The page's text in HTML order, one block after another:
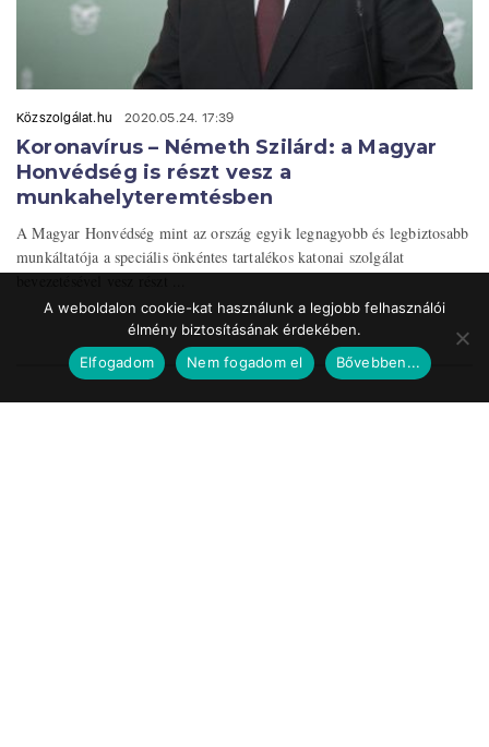
Közszolgálat.hu 2020.05.24. 17:39
Koronavírus – Németh Szilárd: a Magyar
Honvédség is részt vesz a
munkahelyteremtésben
A Magyar Honvédség mint az ország egyik legnagyobb és legbiztosabb
munkáltatója a speciális önkéntes tartalékos katonai szolgálat
A weboldalon cookie-kat használunk a legjobb felhasználói
élmény biztosításának érdekében.
Elfogadom
Nem fogadom el Bővebben...